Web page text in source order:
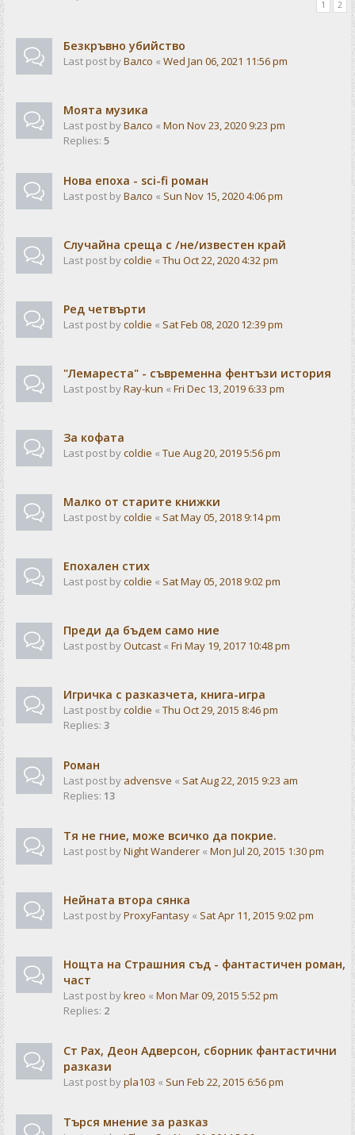
1 2
Безкръвно убийство
Last post byВалсо « Wed Jan 06, 2021 11:56 pm
Моята музика
Last post byВалсо « Mon Nov 23, 2020 9:23 pm
Replies: 5
Нова епоха - sci-fi роман
Last post byВалсо « Sun Nov 15, 2020 4:06 pm
Случайна среща с /не/известен край
Last post bycoldie « Thu Oct 22, 2020 4:32 pm
Ред четвърти
Last post bycoldie « Sat Feb 08, 2020 12:39 pm
"Лемареста" - съвременна фентъзи история
Last post byRay-kun « Fri Dec 13, 2019 6:33 pm
За кофата
Last post bycoldie « Tue Aug 20, 2019 5:56 pm
Малко от старите книжки
Last post bycoldie « Sat May 05, 2018 9:14 pm
Епохален стих
Last post bycoldie « Sat May 05, 2018 9:02 pm
Преди да бъдем само ние
Last post byOutcast « Fri May 19, 2017 10:48 pm
Игричка с разказчета, книга-игра
Last post bycoldie « Thu Oct 29, 2015 8:46 pm
Replies: 3
Роман
Last post by advensve « Sat Aug 22, 2015 9:23 am
Replies: 13
Тя не гние, може всичко да покрие.
Last post byNight Wanderer « Mon Jul 20, 2015 1:30 pm
Нейната втора сянка
Last post byProxyFantasy « Sat Apr 11, 2015 9:02 pm
Нощта на Страшния съд - фантастичен роман,
част
Last post bykreo « Mon Mar 09, 2015 5:52 pm
Replies: 2
Ст Рах, Деон Адверсон, сборник фантастични
разкази
Last post bypla103 « Sun Feb 22, 2015 6:56 pm
Търся мнение за разказ